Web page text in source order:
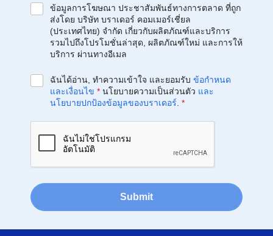
ข้อมูลการโฆษณา ประชาสัมพันธ์ทางการตลาด ที่ถูก
ส่งโดย บริษัท บราเดอร์ คอมเมอร์เชี่ยล
(ประเทศไทย) จำกัด เกี่ยวกับผลิตภัณฑ์และบริการ
รวมไปถึงโปรโมชั่นล่าสุด, ผลิตภัณฑ์ใหม่ และการให้
บริการ ผ่านทางอีเมล
ฉันได้อ่าน, ทำความเข้าใจ และยอมรับ ข้อกำหนด
และเงื่อนไข * นโยบายความเป็นส่วนตัว และ
นโยบายปกป้องข้อมูลของบราเดอร์ *
Submit